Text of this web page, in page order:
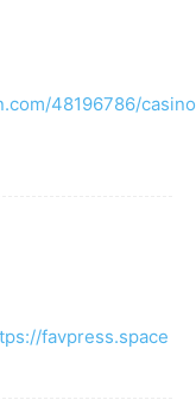
48196786/
favpress.space